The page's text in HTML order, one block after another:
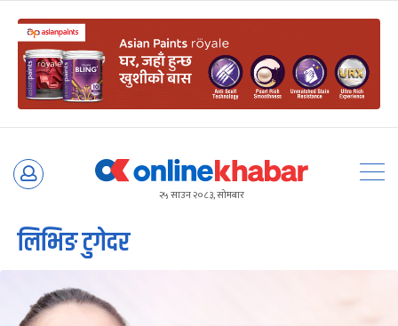
Skip
२५ साउन २०८३, सोमबार
लिभिङ टुगेदर